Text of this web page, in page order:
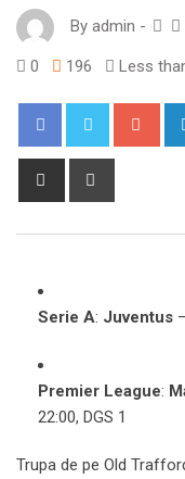
By admin -
0 196 Less
Share
Serie A: Juventus –
Premier League:
22:00, DGS 1
Trupa de pe Old